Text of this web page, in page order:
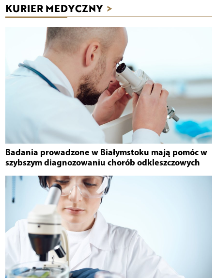
KURIER MEDYCZNY >
Badania prowadzone w Białymstoku mają pomóc w
szybszym diagnozowaniu chorób odkleszczowych